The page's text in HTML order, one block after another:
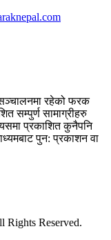
रहेको फरक
सम्पुर्ण सामाग्रीहरु
प्रकाशित कुनैपनि
पुन: प्रकाशन वा
Rights Reserved.